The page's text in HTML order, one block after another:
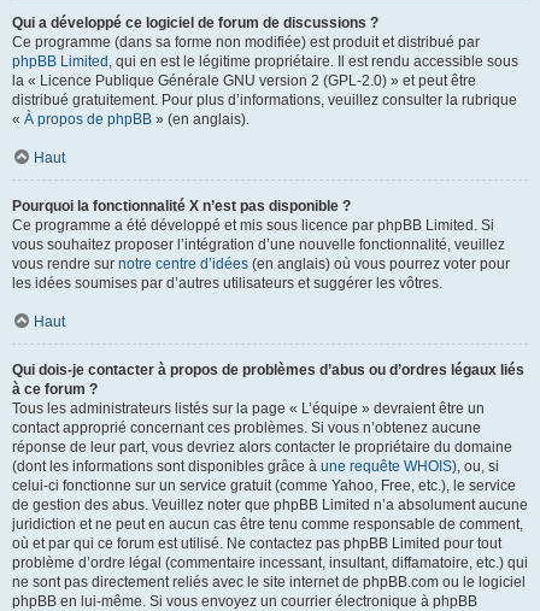
Qui a développé ce logiciel de forum de discussions ?
Ce programme (dans sa forme non modifiée) est produit et distribué par
phpBB Limited , qui en est le légitime propriétaire. Il est rendu accessible sous
la « Licence Publique Générale GNU version 2 (GPL-2.0) » et peut être
distribué gratuitement. Pour plus d’informations, veuillez consulter la rubrique
« À propos de phpBB » (en anglais).
Haut
Pourquoi la fonctionnalité X n’est pas disponible ?
Ce programme a été développé et mis sous licence par phpBB Limited. Si
vous souhaitez proposer l’intégration d’une nouvelle fonctionnalité, veuillez
vous rendre sur notre centre d’idées (en anglais) où vous pourrez voter pour
les idées soumises par d’autres utilisateurs et suggérer les vôtres.
Haut
Qui dois-je contacter à propos de problèmes d’abus ou d’ordres légaux liés
à ce forum ?
Tous les administrateurs listés sur la page « L’équipe » devraient être un
contact approprié concernant ces problèmes. Si vous n’obtenez aucune
réponse de leur part, vous devriez alors contacter le propriétaire du domaine
(dont les informations sont disponibles grâce à une requête WHOIS), ou, si
celui-ci fonctionne sur un service gratuit (comme Yahoo, Free, etc.), le service
de gestion des abus. Veuillez noter que phpBB Limited n’a absolument aucune
juridiction et ne peut en aucun cas être tenu comme responsable de comment,
où et par qui ce forum est utilisé. Ne contactez pas phpBB Limited pour tout
problème d’ordre légal (commentaire incessant, insultant, diffamatoire, etc.) qui
ne sont pas directement reliés avec le site internet de phpBB.com ou le logiciel
phpBB en lui-même. Si vous envoyez un courrier électronique à phpBB